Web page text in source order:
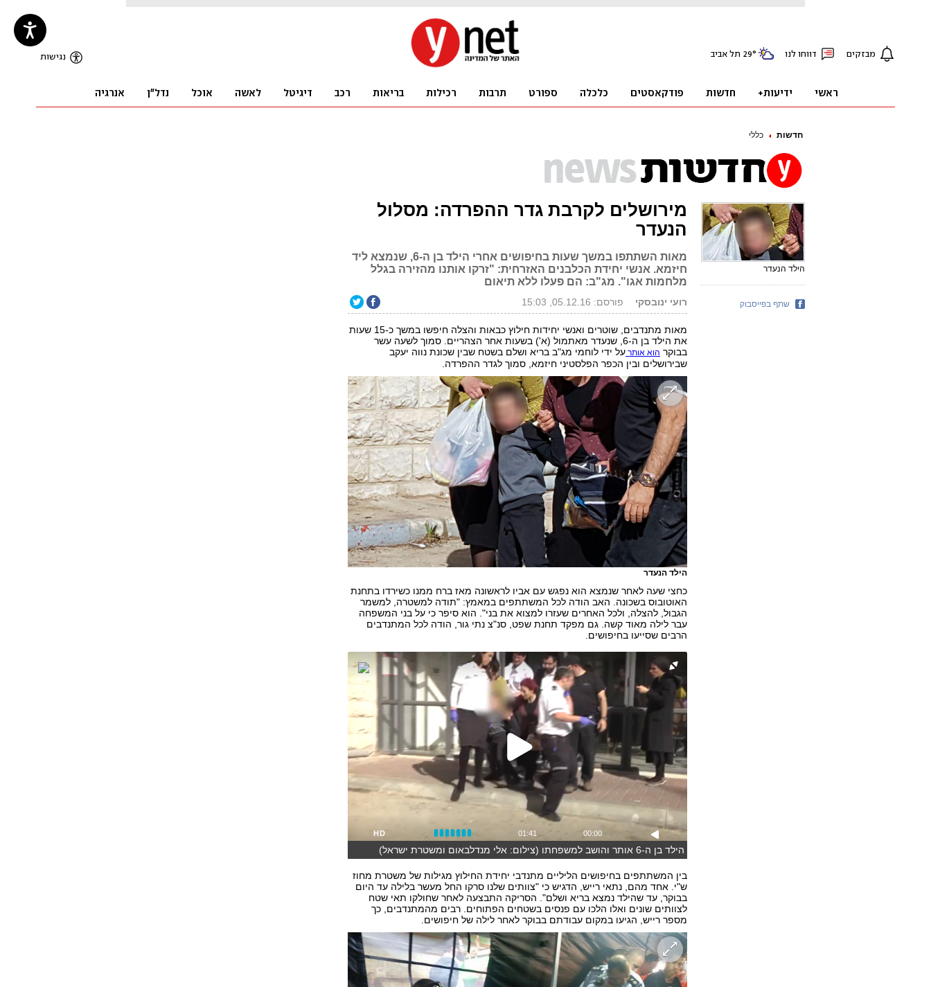
חדשות כללי
מירושלים לקרבת גדר ההפרדה: מסלול
הנעדר
מאות השתתפו במשך שעות בחיפושים אחרי הילד בן ה-6, שנמצא ליד
חיזמא. אנשי יחידת הכלבנים האזרחית: "זרקו אותנו מהזירה בגלל
מלחמות אגו". מג"ב: הם פעלו ללא תיאום
רועי ינובסקי פורסם: 05.12.16, 15:03
מאות מתנדבים, שוטרים ואנשי יחידות חילוץ כבאות והצלה חיפשו במשך כ-15 שעות
את הילד בן ה-6, שנעדר מאתמול (א') בשעות אחר הצהריים. סמוך לשעה עשר
בבוקר הוא אותר על ידי לוחמי מג"ב בריא ושלם בשטח שבין שכונת נווה יעקב
שבירושלים ובין הכפר הפלסטיני חיזמא, סמוך לגדר ההפרדה.
הילד הנעדר
כחצי שעה לאחר שנמצא הוא נפגש עם אביו לראשונה מאז ברח ממנו כשירדו בתחנת
האוטובוס בשכונה. האב הודה לכל המשתתפים במאמץ: "תודה למשטרה, למשמר
הגבול, להצלה, ולכל האחרים שעזרו למצוא את בני". הוא סיפר כי על בני המשפחה
עבר לילה מאוד קשה. גם מפקד תחנת שפט, סנ"צ נתי גור, הודה לכל המתנדבים
הרבים שסייעו בחיפושים.
00:00
01:41
HD
הילד בן ה-6 אותר והושב למשפחתו (צילום: אלי מנדלבאום ומשטרת ישראל)
בין המשתתפים בחיפושים הליליים מתנדבי יחידת החילוץ מגילות של משטרת מחוז
ש"י. אחד מהם, נתאי רייש, הדגיש כי "צוותים שלנו סרקו החל מעשר בלילה עד היום
בבוקר, עד שהילד נמצא בריא ושלם". הסריקה התבצעה לאחר שחולקו תאי שטח
לצוותים שונים ואלו הלכו עם פנסים בשטחים הפתוחים. רבים מהמתנדבים, כך
מספר רייש, הגיעו במקום עבודתם בבוקר לאחר לילה של חיפושים.
הילד הנעדר
שתף בפייסבוק